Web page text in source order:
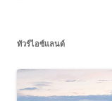
ทัวร์ไอซ์แลนด์